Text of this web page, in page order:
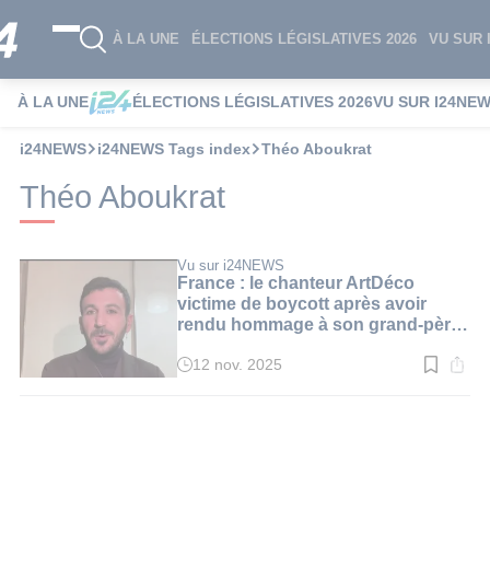
À LA UNE ÉLECTIONS LÉGISLATIVES 2026 VU SUR
À LA UNE ÉLECTIONS LÉGISLATIVES 2026VU SUR
i24NEWS i24NEWS Tags index Théo Aboukrat
Théo Aboukrat
Vu sur i24NEWS
France : le chanteur ArtDéco
victime de boycott après avoir
rendu hommage à son grand-père
Temps
12 nov. 2025